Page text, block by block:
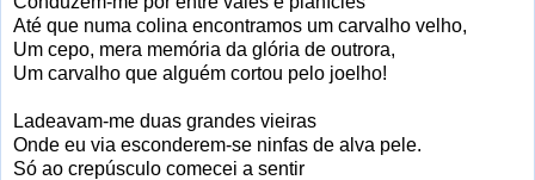
Até que numa colina encontramos um carvalho velho,
Um cepo, mera memória da glória de outrora,
Um carvalho que alguém cortou pelo joelho!
Ladeavam-me duas grandes vieiras
Onde eu via esconderem-se ninfas de alva pele.
Só ao crepúsculo comecei a sentir